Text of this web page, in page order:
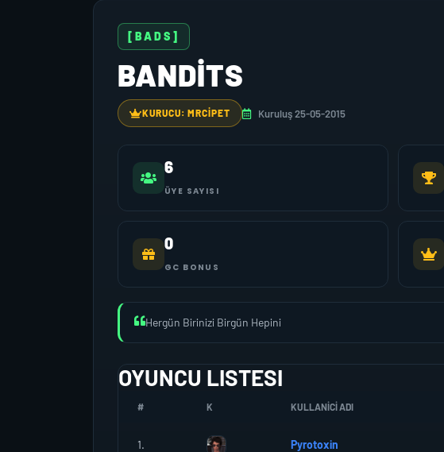
[BADS]
BANDITS
KURUCU: MRCIPET Kuruluş 25-05-2015
6
ÜYE SAYISI
0
GC BONUS
Hergün Birinizi Birgün Hepini
OYUNCU LISTESI
# K KULLANICI ADI
1. Pyrotoxin